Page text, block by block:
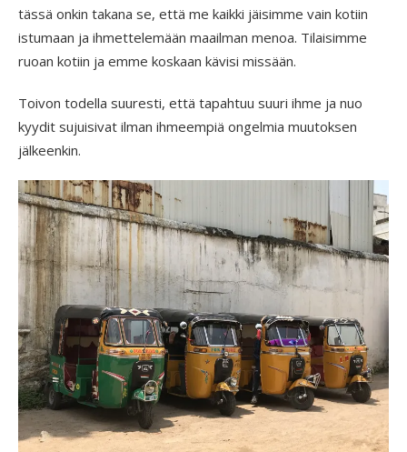
tässä onkin takana se, että me kaikki jäisimme vain kotiin
istumaan ja ihmettelemään maailman menoa. Tilaisimme
ruoan kotiin ja emme koskaan kävisi missään.
Toivon todella suuresti, että tapahtuu suuri ihme ja nuo
kyydit sujuisivat ilman ihmeempiä ongelmia muutoksen
jälkeenkin.